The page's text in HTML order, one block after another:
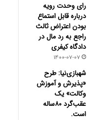
رای وحدت رویه
درباره قابل استماع
بودن اعتراض ثالث
راجع به رد مال در
دادگاه کیفری
1400-07-07
شهبازی‌نیا: طرح
«پذیرش و آموزش
وکالت» یک
عقب‌گرد ۸۰ساله
است.